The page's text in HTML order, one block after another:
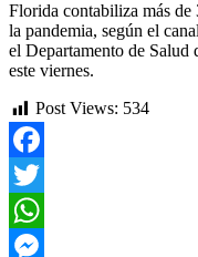
Florida contabiliza más de
la pandemia, según el
el Departamento de Salud
este viernes.
Post Views: 534
Facebook
Twitter
WhatsApp